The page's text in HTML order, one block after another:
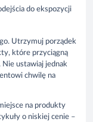
do ekspozycji
Utrzymuj porządek
które przyciągną
Nie ustawiaj jednak
chwilę na
na produkty
o niskiej cenie –